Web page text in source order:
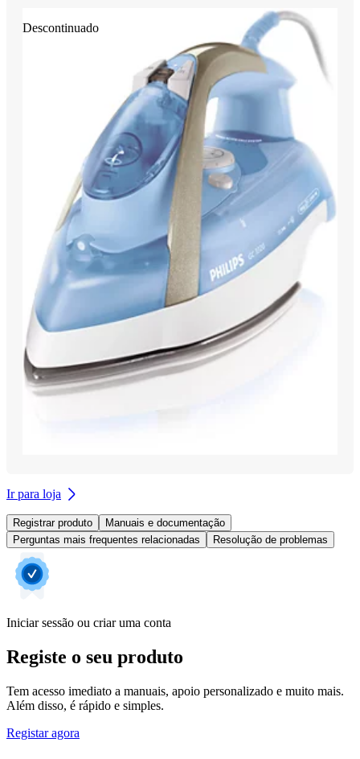
Descontinuado
Ir para loja
Registrar produto
Manuais e documentação
Perguntas mais frequentes relacionadas
Resolução de problemas
Iniciar sessão ou criar uma conta
Registe o seu produto
Tem acesso imediato a manuais, apoio personalizado e muito mais.
Além disso, é rápido e simples.
Registar agora